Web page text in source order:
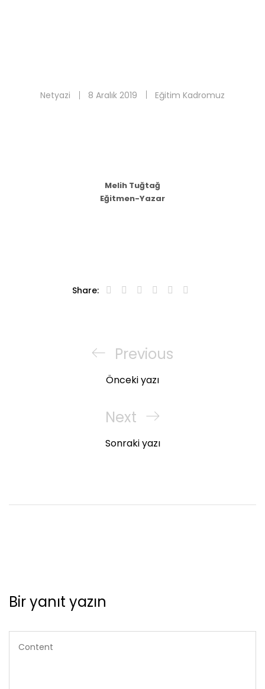
Netyazi 8 Aralık 2019 Eğitim Kadromuz
Melih Tuğtağ
Eğitmen-Yazar
Share:
gezinmesiPrevious
Post
Previous
Önceki yazı
Next
Post
Next
Sonraki yazı
Bir yanıt yazın